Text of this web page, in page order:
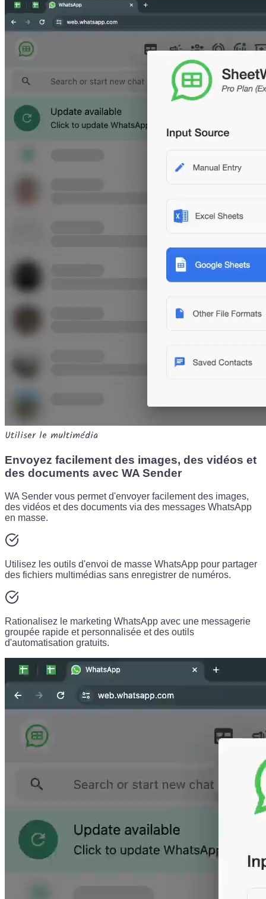
Utiliser le multimédia
Envoyez facilement des images, des vidéos et
des documents avec WA Sender
WA Sender vous permet d'envoyer facilement des images,
des vidéos et des documents via des messages WhatsApp
en masse.
Utilisez les outils d'envoi de masse WhatsApp pour partager
des fichiers multimédias sans enregistrer de numéros.
Rationalisez le marketing WhatsApp avec une messagerie
groupée rapide et personnalisée et des outils
d'automatisation gratuits.